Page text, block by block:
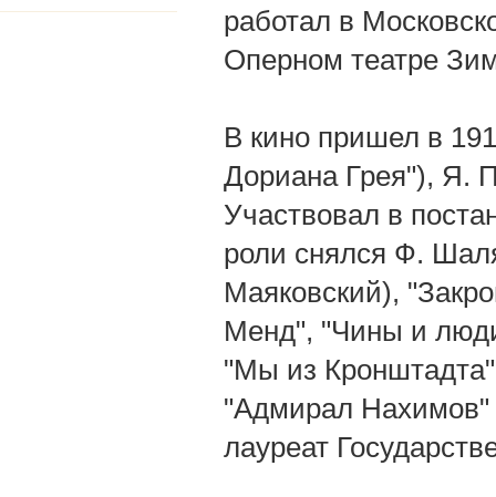
работал в
Оперном театре
В кино пришел в
Дориана Грея"), Я.
Участвовал в
роли снялся Ф.
Маяковский),
Менд", "Чины и
"Мы из
"Адмирал Нахимов"
лауреат